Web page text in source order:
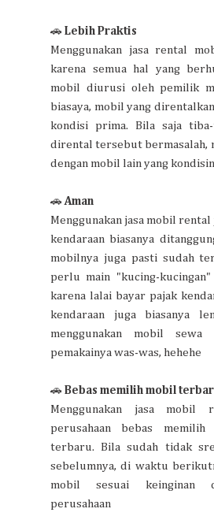
🚗 Lebih Praktis
Menggunakan jasa rental
karena semua hal yang
mobil diurusi oleh pemilik
biasaya, mobil yang
kondisi prima. Bila saja
dirental tersebut bermasalah,
dengan mobil lain yang
🚗 Aman
Menggunakan jasa mobil rental
kendaraan biasanya
mobilnya juga pasti sudah
perlu main "kucing-kucingan"
karena lalai bayar pajak
kendaraan juga biasanya
menggunakan mobil sewa
pemakainya was-was, hehehe
🚗 Bebas memilih mobil
Menggunakan jasa mobil
perusahaan bebas
terbaru. Bila sudah tidak
sebelumnya, di waktu
mobil sesuai keinginan
perusahaan